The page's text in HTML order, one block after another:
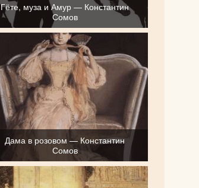
Гёте, муза и Амур — Константин
Сомов
Дама в розовом — Константин
Сомов